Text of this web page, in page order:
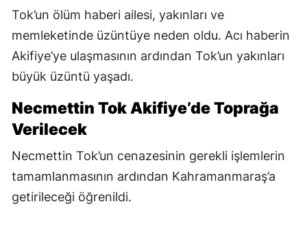
Tok’un ölüm haberi ailesi, yakınları ve
memleketinde üzüntüye neden oldu. Acı haberin
Akifiye’ye ulaşmasının ardından Tok’un yakınları
büyük üzüntü yaşadı.
Necmettin Tok Akifiye’de Toprağa
Verilecek
Necmettin Tok’un cenazesinin gerekli işlemlerin
tamamlanmasının ardından Kahramanmaraş’a
getirileceği öğrenildi.